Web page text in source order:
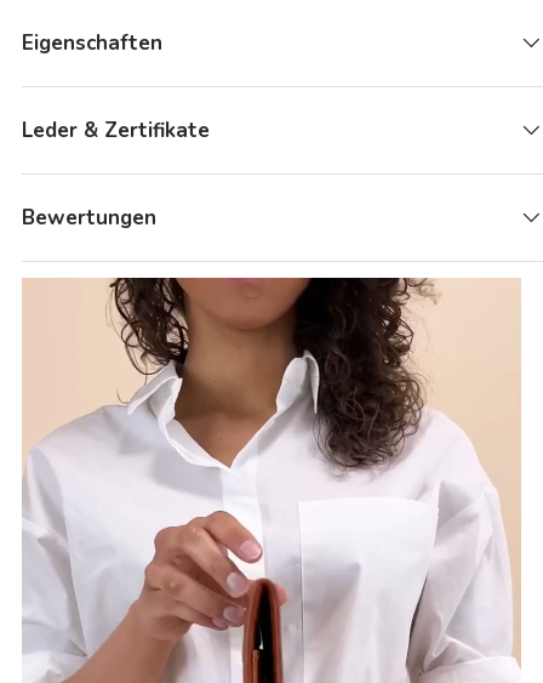
Eigenschaften
Leder & Zertifikate
Bewertungen